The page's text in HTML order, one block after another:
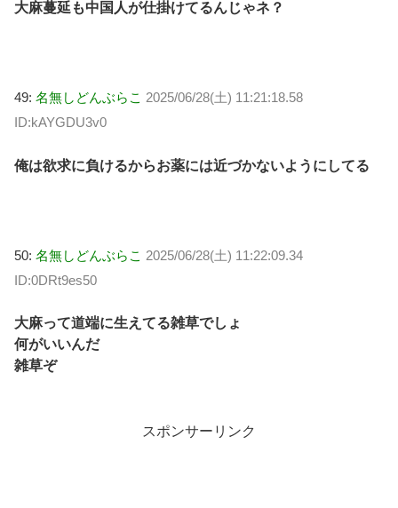
大麻蔓延も中国人が仕掛けてるんじゃネ？
49: 名無しどんぶらこ 2025/06/28(土) 11:21:18.58
ID:kAYGDU3v0
俺は欲求に負けるからお薬には近づかないようにしてる
50: 名無しどんぶらこ 2025/06/28(土) 11:22:09.34
ID:0DRt9es50
大麻って道端に生えてる雑草でしょ
何がいいんだ
雑草ぞ
スポンサーリンク